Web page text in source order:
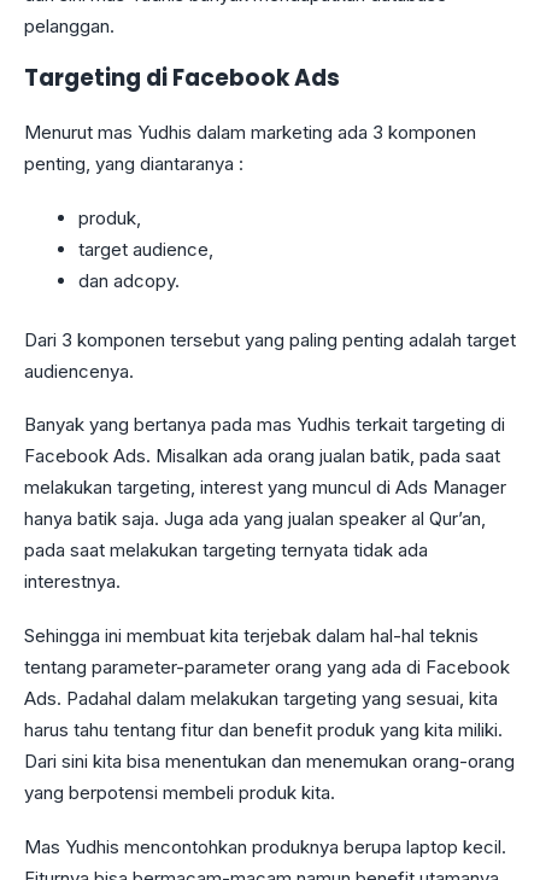
pelanggan.
Targeting di Facebook Ads
Menurut mas Yudhis dalam marketing ada 3 komponen
penting, yang diantaranya :
produk,
target audience,
dan adcopy.
Dari 3 komponen tersebut yang paling penting adalah target
audiencenya.
Banyak yang bertanya pada mas Yudhis terkait targeting di
Facebook Ads. Misalkan ada orang jualan batik, pada saat
melakukan targeting, interest yang muncul di Ads Manager
hanya batik saja. Juga ada yang jualan speaker al Qur’an,
pada saat melakukan targeting ternyata tidak ada
interestnya.
Sehingga ini membuat kita terjebak dalam hal-hal teknis
tentang parameter-parameter orang yang ada di Facebook
Ads. Padahal dalam melakukan targeting yang sesuai, kita
harus tahu tentang fitur dan benefit produk yang kita miliki.
Dari sini kita bisa menentukan dan menemukan orang-orang
yang berpotensi membeli produk kita.
Mas Yudhis mencontohkan produknya berupa laptop kecil.